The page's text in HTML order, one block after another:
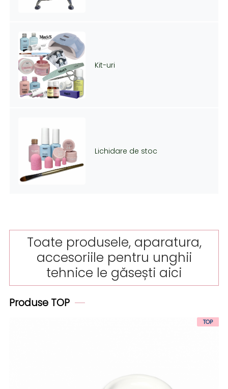
Kit-uri
Lichidare de stoc
Toate produsele, aparatura,
accesoriile pentru unghii
tehnice le găsești aici
Produse TOP
TOP